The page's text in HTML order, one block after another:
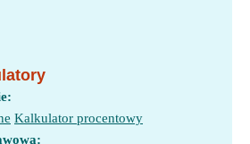
Kalkulator procentowy